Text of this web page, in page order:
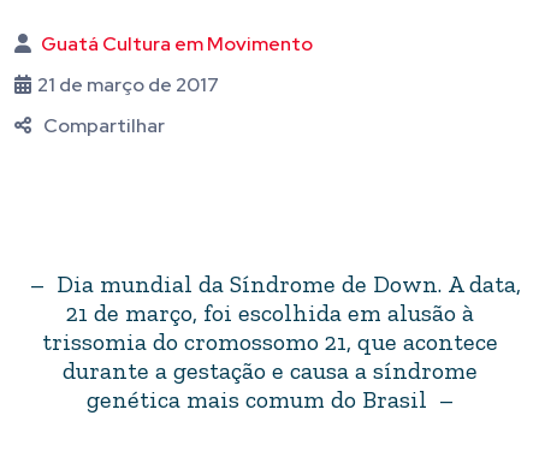
Guatá Cultura em Movimento
21 de março de 2017
Compartilhar
– Dia mundial da Síndrome de Down. A data,
21 de março, foi escolhida em alusão à
trissomia do cromossomo 21, que acontece
durante a gestação e causa a síndrome
genética mais comum do Brasil –